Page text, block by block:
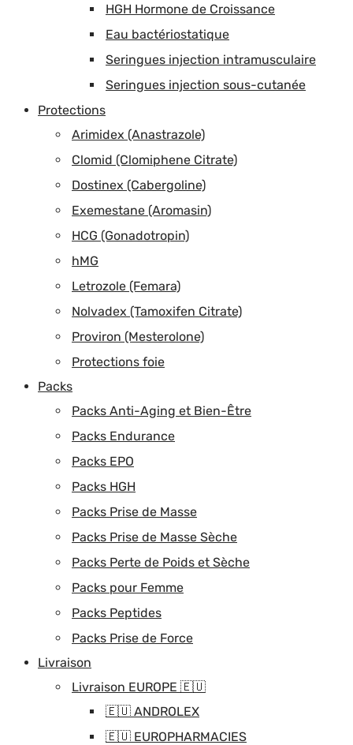
HGH Hormone de Croissance
Eau bactériostatique
Seringues injection intramusculaire
Seringues injection sous-cutanée
Protections
Arimidex (Anastrazole)
Clomid (Clomiphene Citrate)
Dostinex (Cabergoline)
Exemestane (Aromasin)
HCG (Gonadotropin)
hMG
Letrozole (Femara)
Nolvadex (Tamoxifen Citrate)
Proviron (Mesterolone)
Protections foie
Packs
Packs Anti-Aging et Bien-Être
Packs Endurance
Packs EPO
Packs HGH
Packs Prise de Masse
Packs Prise de Masse Sèche
Packs Perte de Poids et Sèche
Packs pour Femme
Packs Peptides
Packs Prise de Force
Livraison
Livraison EUROPE 🇪🇺
🇪🇺 ANDROLEX
🇪🇺 EUROPHARMACIES